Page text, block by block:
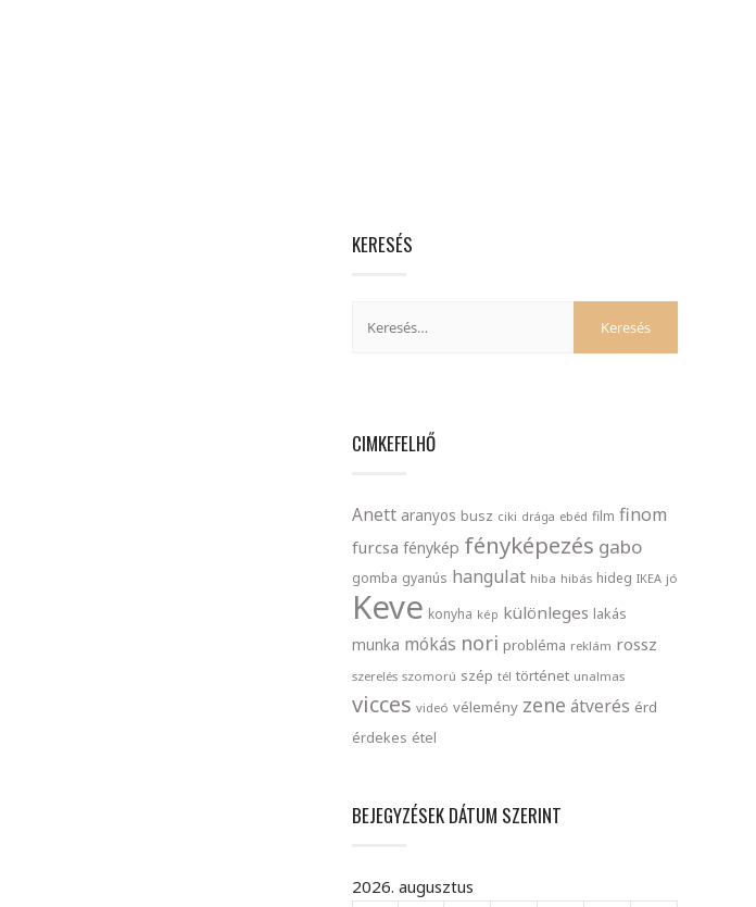
KERESÉS
CIMKEFELHŐ
Anett aranyos busz ciki drága ebéd film finom
furcsa fénykép fényképezés gabo
gomba gyanús hangulat hiba hibás hideg IKEA jó
Keve konyha kép különleges lakás
munka mókás nori probléma reklám rossz
szerelés szomorú szép tél történet unalmas
vicces videó vélemény zene átverés érd
érdekes étel
BEJEGYZÉSEK DÁTUM SZERINT
2026. augusztus